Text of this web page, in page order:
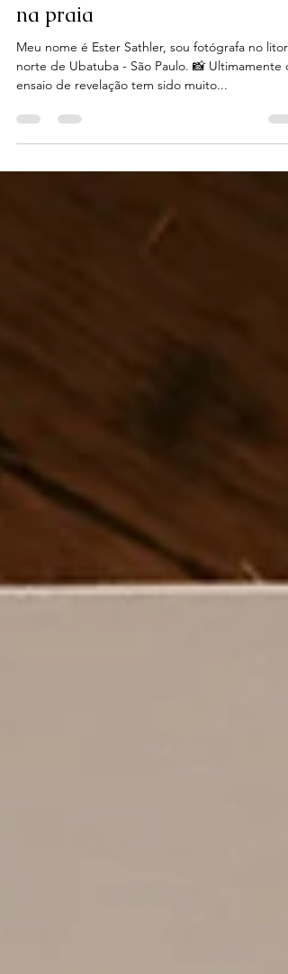
Ubatuba | ensaio de revelação
na praia
Meu nome é Ester Sathler, sou fotógrafa no litoral
ensaio de revelação tem sido muito...